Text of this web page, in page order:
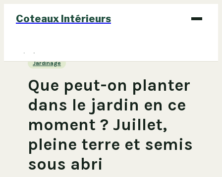
Coteaux Intérieurs
Bricolage
Immobilier
Jardinage
Que peut-on planter
dans le jardin en ce
moment ? Juillet,
pleine terre et semis
sous abri